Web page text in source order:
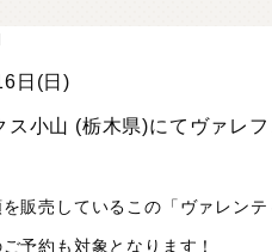
日(日)
ス小山 (栃木県)にてヴァレフ
販売しているこの「ヴァレンテ
予約も対象となります！